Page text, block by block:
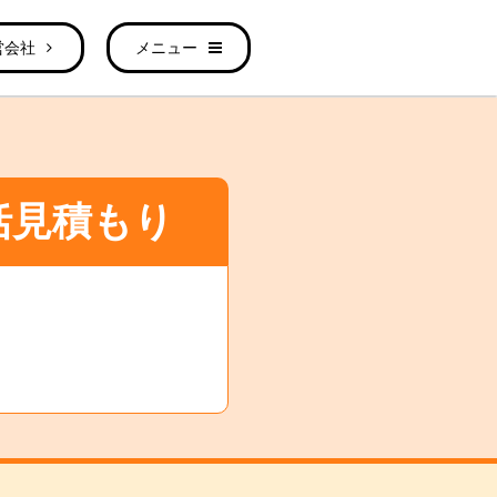
会社 メニュー
積もり